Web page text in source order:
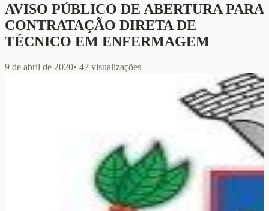
AVISO PÚBLICO DE ABERTURA PARA
CONTRATAÇÃO DIRETA DE
TÉCNICO EM ENFERMAGEM
9 de abril de 2020• 47 visualizações